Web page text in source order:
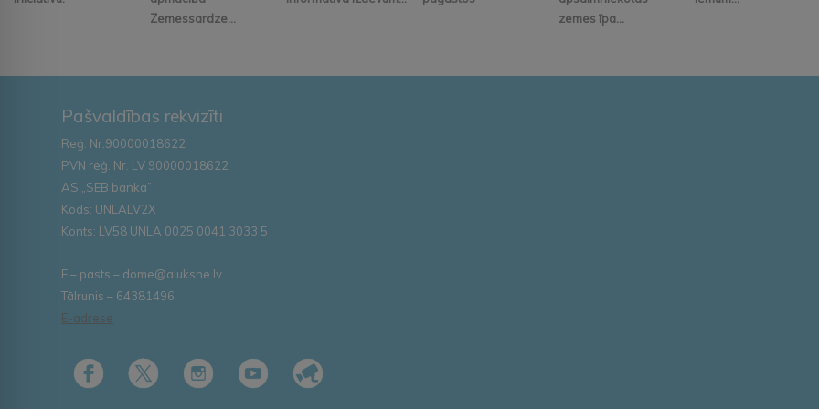
Zemessardze...
zemes īpa...
Pašvaldības rekvizīti
Reģ. Nr.90000018622
PVN reģ. Nr. LV 90000018622
AS „SEB banka”
Kods: UNLALV2X
Konts: LV58 UNLA 0025 0041 3033 5
E – pasts – dome@aluksne.lv
Tālrunis – 64381496
E-adrese